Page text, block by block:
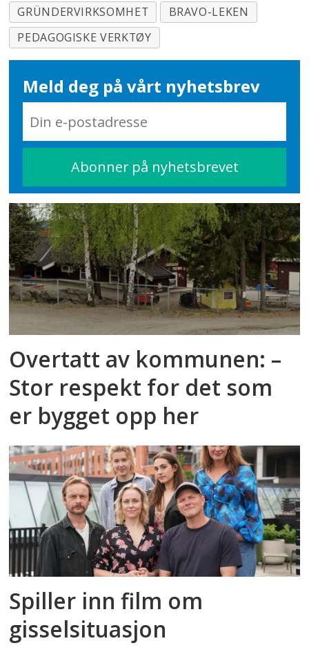
GRÜNDERVIRKSOMHET
BRAVO-LEKEN
PEDAGOGISKE VERKTØY
Meld deg på vårt nyhetsbrev
Overtatt av kommunen: –
Stor respekt for det som
er bygget opp her
Spiller inn film om
gisselsituasjon